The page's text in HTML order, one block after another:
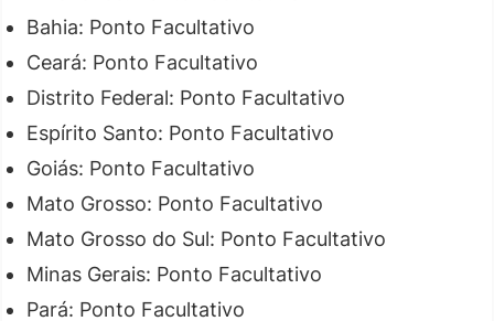
Bahia: Ponto Facultativo
Ceará: Ponto Facultativo
Distrito Federal: Ponto Facultativo
Espírito Santo: Ponto Facultativo
Goiás: Ponto Facultativo
Mato Grosso: Ponto Facultativo
Mato Grosso do Sul: Ponto Facultativo
Minas Gerais: Ponto Facultativo
Pará: Ponto Facultativo